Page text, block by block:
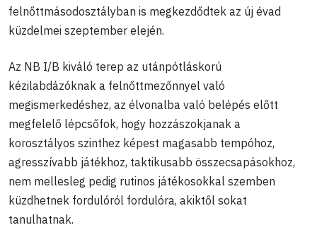
felnőttmásodosztályban is megkezdődtek az új évad
küzdelmei szeptember elején.
Az NB I/B kiváló terep az utánpótláskorú
kézilabdázóknak a felnőttmezőnnyel való
megismerkedéshez, az élvonalba való belépés előtt
megfelelő lépcsőfok, hogy hozzászokjanak a
korosztályos szinthez képest magasabb tempóhoz,
agresszívabb játékhoz, taktikusabb összecsapásokhoz,
nem mellesleg pedig rutinos játékosokkal szemben
küzdhetnek fordulóról fordulóra, akiktől sokat
tanulhatnak.